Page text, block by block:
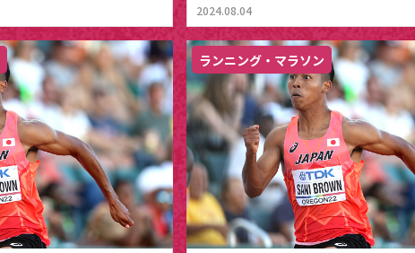
2024.08.04
ランニング・マラソン